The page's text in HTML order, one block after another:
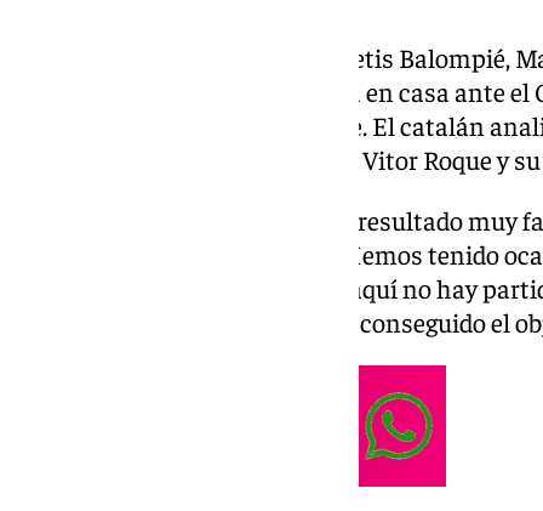
Uno de los capitanes del Real Betis Balompié,
de comunicación tras la derrota en casa ante el
de final de la Conference League. El catalán
pronunció sobre la situación de Vitor Roque y
«Sabíamos que veníamos de un resultado muy
relajación pero no ha sido así. Hemos tenido
entraron hoy no. Sabemos que aquí no hay
muchísimo pero al final hemos conseguido el